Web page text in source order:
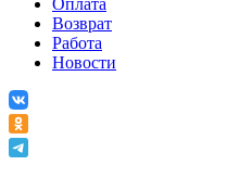
Оплата
Возврат
Работа
Новости